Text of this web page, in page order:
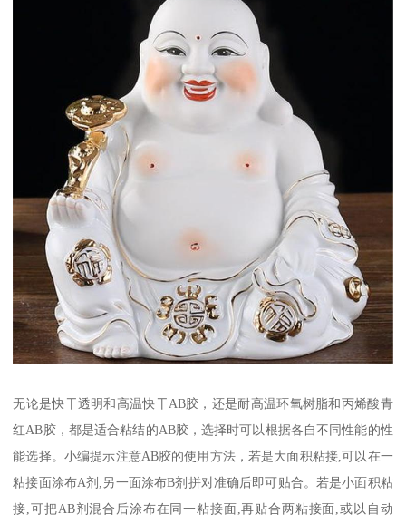
无论是快干透明和高温快干AB胶，还是耐高温环氧树脂和丙烯酸青
红AB胶，都是适合粘结的AB胶，选择时可以根据各自不同性能的性
能选择。小编提示注意AB胶的使用方法，若是大面积粘接,可以在一
粘接面涂布A剂,另一面涂布B剂拼对准确后即可贴合。若是小面积粘
接,可把AB剂混合后涂布在同一粘接面,再贴合两粘接面,或以自动